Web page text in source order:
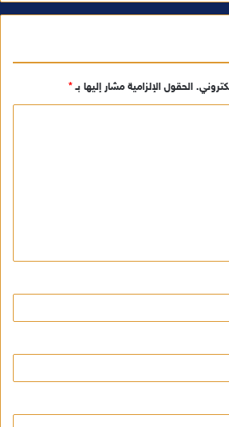
الحقول الإلزامية مشار إليها بـ*